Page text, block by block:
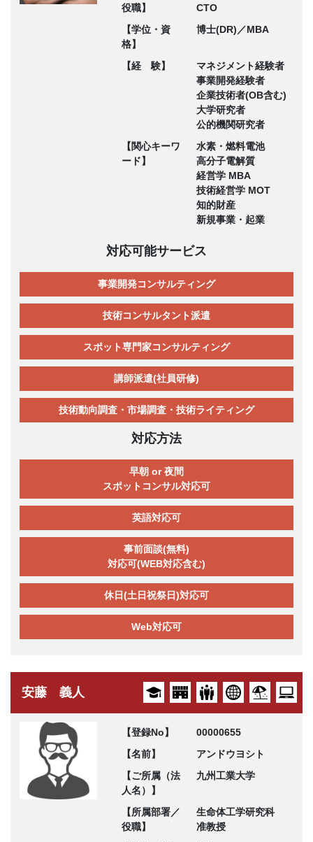
役職】
CTO
【学位・資
格】
博士(DR)／MBA
【経 験】
マネジメント経験者
事業開発経験者
企業技術者(OB含む)
大学研究者
公的機関研究者
【関心キーワ
ード】
水素・燃料電池
高分子電解質
経営学 MBA
技術経営学 MOT
知的財産
新規事業・起業
対応可能サービス
事業開発コンサルティング
技術コンサルタント派遣
スポット専門家コンサルティング
講師派遣(社員研修)
技術動向調査・市場調査・技術ライティング
対応方法
早朝 or 夜間
スポットコンサル対応可
英語対応可
事前面談(無料)
対応可(WEB対応含む)
休日(土日祝祭日)対応可
Web対応可
安藤 義人
【登録No】
00000655
【名前】
アンドウヨシト
【ご所属（法
人名）】
九州工業大学
【所属部署／
役職】
生命体工学研究科
准教授